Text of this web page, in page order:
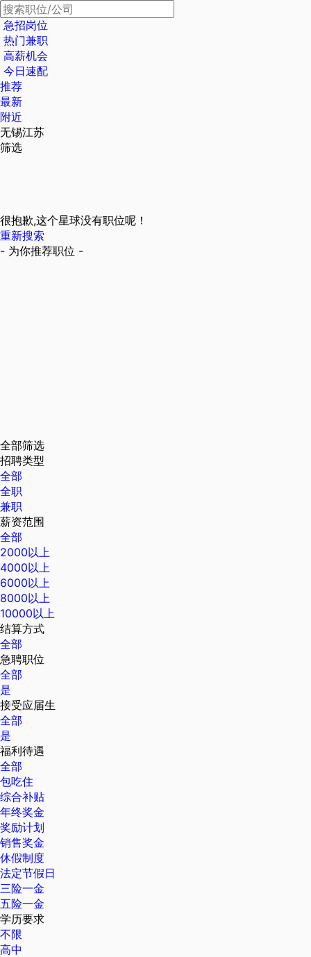
急招岗位
热门兼职
高薪机会
今日速配
推荐
最新
附近
无锡江苏
筛选
很抱歉,这个星球没有职位呢！
重新搜索
- 为你推荐职位 -
全部筛选
招聘类型
全部
全职
兼职
薪资范围
全部
2000以上
4000以上
6000以上
8000以上
10000以上
结算方式
全部
急聘职位
全部
是
接受应届生
全部
是
福利待遇
全部
包吃住
综合补贴
年终奖金
奖励计划
销售奖金
休假制度
法定节假日
三险一金
五险一金
学历要求
不限
高中